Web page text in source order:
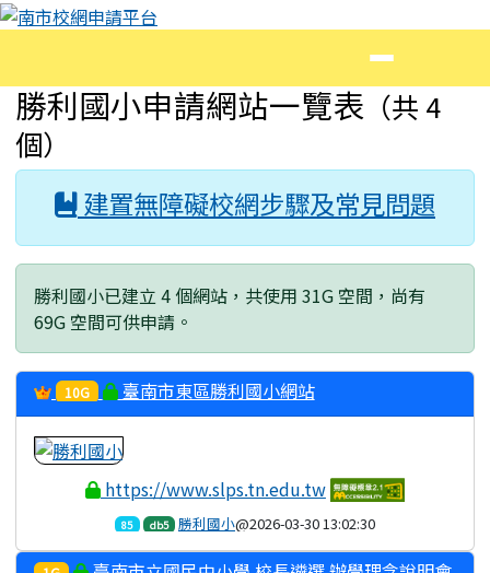
跳至主內容區
南市校網申請平台
主內容區域
勝利國小申請網站一覽表 （共 4
個）
建置無障礙校網步驟及常見問題
勝利國小已建立 4 個網站，共使用 31G 空間，尚有
69G 空間可供申請。
10G 臺南市東區勝利國小網站
https://www.slps.tn.edu.tw
85 db5 勝利國小@2026-03-30 13:02:30
頁尾區域